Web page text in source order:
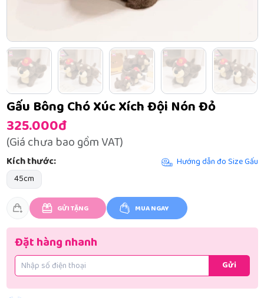
Gấu Bông Chó Xúc Xích Đội Nón Đỏ
325.000đ
(Giá chưa bao gồm VAT)
Kích thước:
Hướng dẫn đo Size Gấu
45cm
GỬI TẶNG MUA NGAY
Đặt hàng nhanh
Gửi